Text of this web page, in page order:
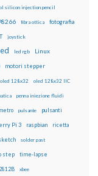
silicon injection pencil
fibra ottica fotografia
joystick
led led rgb Linux
motori stepper
oled 128x32 oled 128x32 IIC
penna iniezione fluidi
pulsante pulsanti
Pi 3 raspbian ricetta
solder past
step time-lapse
xbee